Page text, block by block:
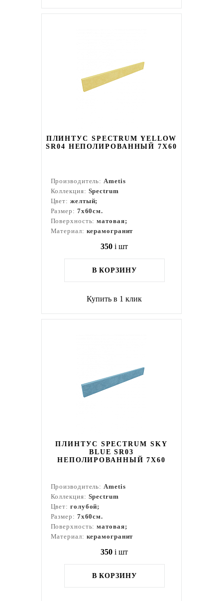
ПЛИНТУС SPECTRUM YELLOW
SR04 НЕПОЛИРОВАННЫЙ 7X60
Производитель:Ametis
Коллекция: Spectrum
Цвет: желтый;
Размер: 7x60см.
Поверхность:матовая;
Материал: керамогранит
350 i шт
В КОРЗИНУ
Купить в 1 клик
ПЛИНТУС SPECTRUM SKY
BLUE SR03
НЕПОЛИРОВАННЫЙ 7X60
Производитель:Ametis
Коллекция: Spectrum
Цвет: голубой;
Размер: 7x60см.
Поверхность:матовая;
Материал: керамогранит
350 i шт
В КОРЗИНУ